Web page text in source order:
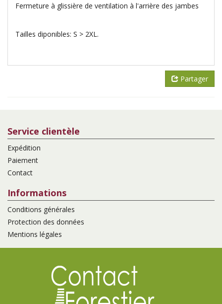
Fermeture à glissière de ventilation à l'arrière des jambes
Tailles diponibles: S > 2XL.
Partager
Service clientèle
Expédition
Paiement
Contact
Informations
Conditions générales
Protection des données
Mentions légales